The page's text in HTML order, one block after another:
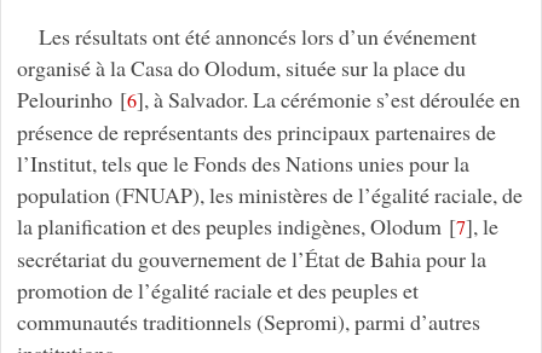
Les résultats ont été annoncés lors d’un événement
organisé à la Casa do Olodum, située sur la place du
Pelourinho[6], à Salvador. La cérémonie s’est déroulée en
présence de représentants des principaux partenaires de
l’Institut, tels que le Fonds des Nations unies pour la
population (FNUAP), les ministères de l’égalité raciale, de
la planification et des peuples indigènes, Olodum[7], le
secrétariat du gouvernement de l’État de Bahia pour la
promotion de l’égalité raciale et des peuples et
communautés traditionnels (Sepromi), parmi d’autres